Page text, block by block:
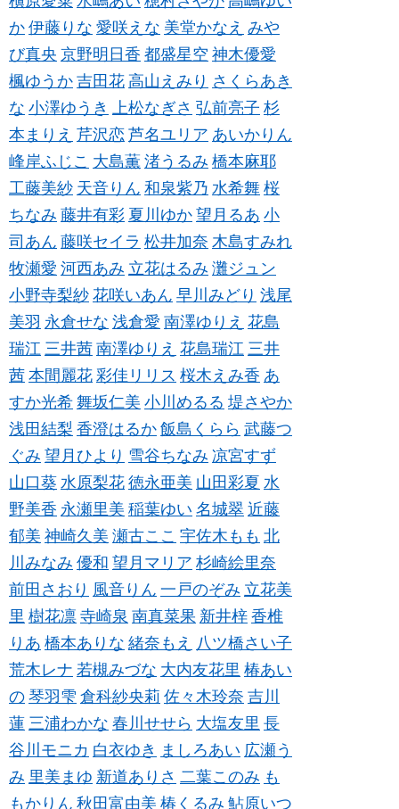
か 伊藤りな 愛咲えな 美堂かなえ みや
び真央 京野明日香 都盛星空 神木優愛
楓ゆうか 吉田花 高山えみり さくらあき
な 小澤ゆうき 上松なぎさ 弘前亮子 杉
本まりえ 芹沢恋 芦名ユリア あいかりん
峰岸ふじこ 大島薫 渚うるみ 橋本麻耶
工藤美紗 天音りん 和泉紫乃 水希舞 桜
ちなみ 藤井有彩 夏川ゆか 望月るあ 小
司あん 藤咲セイラ 松井加奈 木島すみれ
牧瀬愛 河西あみ 立花はるみ 灘ジュン
小野寺梨紗 花咲いあん 早川みどり 浅尾
美羽 永倉せな 浅倉愛 南澤ゆりえ 花島
瑞江 三井茜 南澤ゆりえ 花島瑞江 三井
茜 本間麗花 彩佳リリス 桜木えみ香 あ
すか光希 舞坂仁美 小川めるる 堤さやか
浅田結梨 香澄はるか 飯島くらら 武藤つ
ぐみ 望月ひより 雪谷ちなみ 凉宮すず
山口葵 水原梨花 徳永亜美 山田彩夏 水
野美香 永瀬里美 稲葉ゆい 名城翠 近藤
郁美 神崎久美 瀬古ここ 宇佐木もも 北
川みなみ 優和 望月マリア 杉崎絵里奈
前田さおり 風音りん 一戸のぞみ 立花美
里 樹花凛 寺崎泉 南真菜果 新井梓 香椎
りあ 橋本ありな 緒奈もえ 八ツ橋さい子
荒木レナ 若槻みづな 大内友花里 椿あい
の 琴羽雫 倉科紗央莉 佐々木玲奈 吉川
蓮 三浦わかな 春川せせら 大塩友里 長
谷川モニカ 白衣ゆき ましろあい 広瀬う
み 里美まゆ 新道ありさ 二葉このみ も
もかりん 秋田富由美 椿くるみ 鮎原いつ